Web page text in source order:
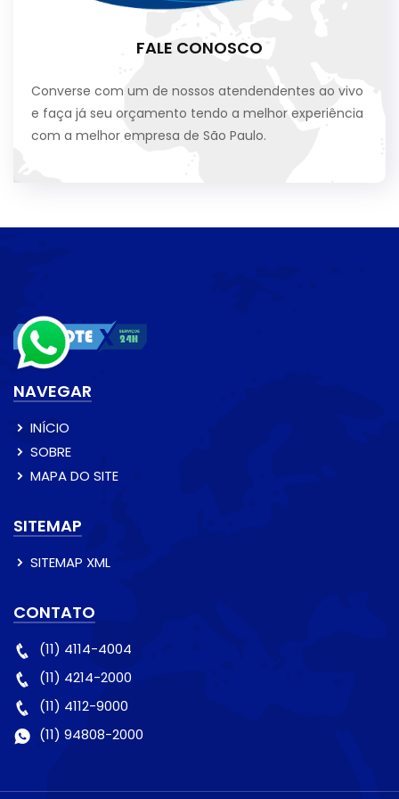
FALE CONOSCO
Converse com um de nossos atendendentes ao vivo
e faça já seu orçamento tendo a melhor experiência
com a melhor empresa de São Paulo.
NAVEGAR
INÍCIO
SOBRE
MAPA DO SITE
SITEMAP
SITEMAP XML
CONTATO
(11) 4114-4004
(11) 4214-2000
(11) 4112-9000
(11) 94808-2000